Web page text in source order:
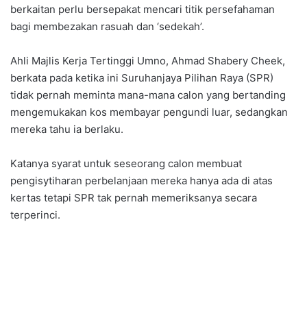
berkaitan perlu bersepakat mencari titik persefahaman
bagi membezakan rasuah dan ‘sedekah’.
Ahli Majlis Kerja Tertinggi Umno, Ahmad Shabery Cheek,
berkata pada ketika ini Suruhanjaya Pilihan Raya (SPR)
tidak pernah meminta mana-mana calon yang bertanding
mengemukakan kos membayar pengundi luar, sedangkan
mereka tahu ia berlaku.
Katanya syarat untuk seseorang calon membuat
pengisytiharan perbelanjaan mereka hanya ada di atas
kertas tetapi SPR tak pernah memeriksanya secara
terperinci.